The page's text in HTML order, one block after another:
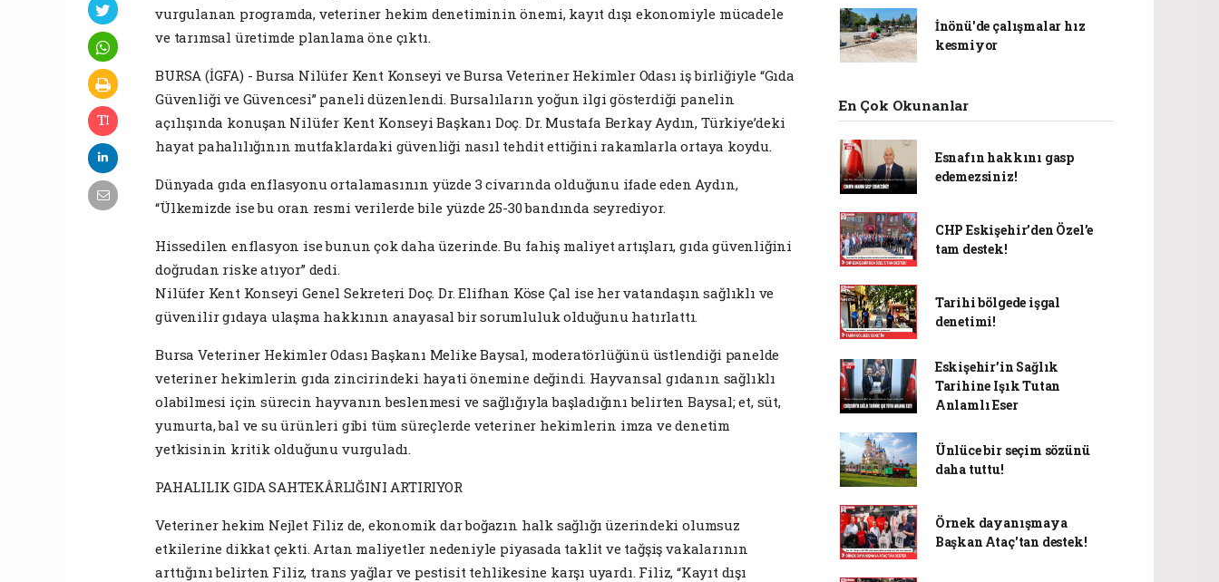
vurgulanan programda, veteriner hekim denetiminin önemi, kayıt dışı ekonomiyle mücadele
ve tarımsal üretimde planlama öne çıktı.
BURSA (İGFA) - Bursa Nilüfer Kent Konseyi ve Bursa Veteriner Hekimler Odası iş birliğiyle “Gıda
Güvenliği ve Güvencesi” paneli düzenlendi. Bursalıların yoğun ilgi gösterdiği panelin
açılışında konuşan Nilüfer Kent Konseyi Başkanı Doç. Dr. Mustafa Berkay Aydın, Türkiye’deki
hayat pahalılığının mutfaklardaki güvenliği nasıl tehdit ettiğini rakamlarla ortaya koydu.
Dünyada gıda enflasyonu ortalamasının yüzde 3 civarında olduğunu ifade eden Aydın,
“Ülkemizde ise bu oran resmi verilerde bile yüzde 25-30 bandında seyrediyor.
Hissedilen enflasyon ise bunun çok daha üzerinde. Bu fahiş maliyet artışları, gıda güvenliğini
doğrudan riske atıyor” dedi.
Nilüfer Kent Konseyi Genel Sekreteri Doç. Dr. Elifhan Köse Çal ise her vatandaşın sağlıklı ve
güvenilir gıdaya ulaşma hakkının anayasal bir sorumluluk olduğunu hatırlattı.
Bursa Veteriner Hekimler Odası Başkanı Melike Baysal, moderatörlüğünü üstlendiği panelde
veteriner hekimlerin gıda zincirindeki hayati önemine değindi. Hayvansal gıdanın sağlıklı
olabilmesi için sürecin hayvanın beslenmesi ve sağlığıyla başladığını belirten Baysal; et, süt,
yumurta, bal ve su ürünleri gibi tüm süreçlerde veteriner hekimlerin imza ve denetim
yetkisinin kritik olduğunu vurguladı.
PAHALILIK GIDA SAHTEKÂRLIĞINI ARTIRIYOR
Veteriner hekim Nejlet Filiz de, ekonomik dar boğazın halk sağlığı üzerindeki olumsuz
etkilerine dikkat çekti. Artan maliyetler nedeniyle piyasada taklit ve tağşiş vakalarının
arttığını belirten Filiz, trans yağlar ve pestisit tehlikesine karşı uyardı. Filiz, “Kayıt dışı
İnönü'de çalışmalar hız
kesmiyor
En Çok Okunanlar
Esnafın hakkını gasp
edemezsiniz!
CHP Eskişehir’den Özel’e
tam destek!
Tarihi bölgede işgal
denetimi!
Eskişehir’in Sağlık
Tarihine Işık Tutan
Anlamlı Eser
Ünlüce bir seçim sözünü
daha tuttu!
Örnek dayanışmaya
Başkan Ataç'tan destek!